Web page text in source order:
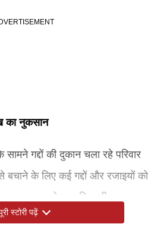
का नुकसान
गद्दों की दुकान चला रहे परिवार
बचाने के लिए कई गद्दों और रजाइयों को
अरमान ने कहा कि करीब आठ
बच गए। केवल कुछ लोगों को मामूली
स्टोरी पढ़ें